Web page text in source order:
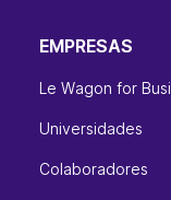
EMPRESAS
Le Wagon for
Universidades
Colaboradores